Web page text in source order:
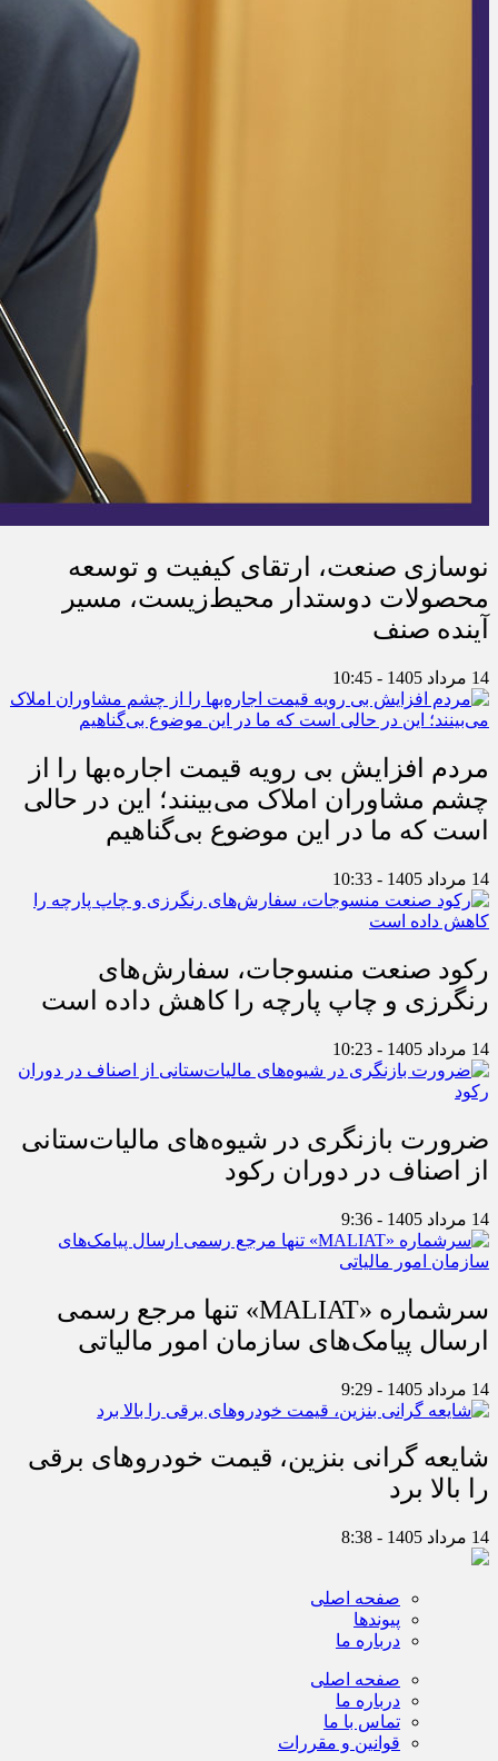
نوسازی صنعت، ارتقای کیفیت و توسعه
محصولات دوستدار محیط‌زیست، مسیر
آینده صنف
14 مرداد 1405 - 10:45
مردم افزایش بی رویه قیمت اجاره‌بها را از
چشم مشاوران املاک می‌بینند؛ این در حالی
است که ما در این موضوع بی‌گناهیم
14 مرداد 1405 - 10:33
رکود صنعت منسوجات، سفارش‌های
رنگرزی و چاپ پارچه را کاهش داده است
14 مرداد 1405 - 10:23
ضرورت بازنگری در شیوه‌های مالیات‌ستانی
از اصناف در دوران رکود
14 مرداد 1405 - 9:36
سرشماره «MALIAT» تنها مرجع رسمی
ارسال پیامک‌های سازمان امور مالیاتی
14 مرداد 1405 - 9:29
شایعه گرانی بنزین، قیمت خودروهای برقی
را بالا برد
14 مرداد 1405 - 8:38
صفحه اصلی
پیوندها
درباره ما
صفحه اصلی
درباره ما
تماس با ما
قوانین و مقررات